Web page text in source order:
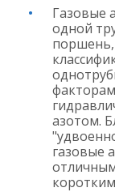
Газовые
одной
поршень,
азотом.
газовые